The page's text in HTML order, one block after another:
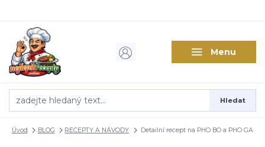
Menu
Hledat
Úvod BLOG RECEPTY A NÁVODY Detailní recept na PHO BO a PHO GA